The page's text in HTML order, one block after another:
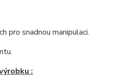
pro snadnou manipulaci.
: